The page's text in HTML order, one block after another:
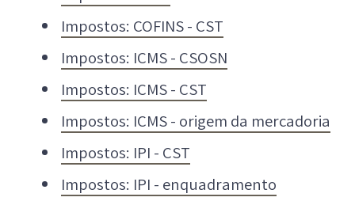
Impostos: COFINS - CST
Impostos: ICMS - CSOSN
Impostos: ICMS - CST
Impostos: ICMS - origem da mercadoria
Impostos: IPI - CST
Impostos: IPI - enquadramento